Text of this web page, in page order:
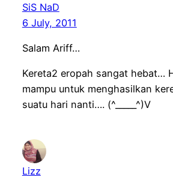
SiS NaD
6 July, 2011
Salam Ariff…
Kereta2 eropah sangat hebat…
mampu untuk menghasilkan
suatu hari nanti…. (^_____^)V
Lizz